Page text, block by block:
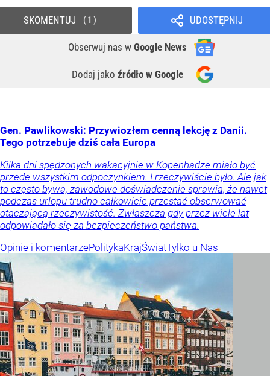
UDOSTĘPNIJ
Obserwuj nas w Google News
Dodaj jako źródło w Google
SKOMENTUJ 1
Gen. Pawlikowski: Przywiozłem cenną lekcję z Danii.
Tego potrzebuje dziś cała Europa
Kilka dni spędzonych wakacyjnie w Kopenhadze miało być
przede wszystkim odpoczynkiem. I rzeczywiście było. Ale jak
to często bywa, zawodowe doświadczenie sprawia, że nawet
podczas urlopu trudno całkowicie przestać obserwować
otaczającą rzeczywistość. Zwłaszcza gdy przez wiele lat
odpowiadało się za bezpieczeństwo państwa.
Opinie i komentarzePolitykaKrajŚwiatTylko u Nas